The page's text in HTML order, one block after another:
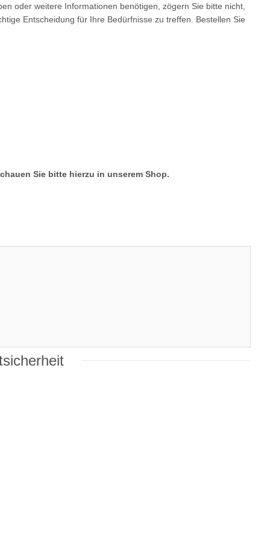
oder weitere Informationen benötigen, zögern Sie bitte nicht,
Entscheidung für Ihre Bedürfnisse zu treffen. Bestellen Sie
Sie bitte hierzu in unserem Shop.